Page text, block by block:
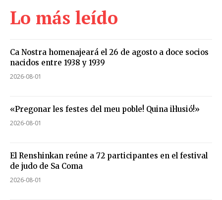
Lo más leído
Ca Nostra homenajeará el 26 de agosto a doce socios
nacidos entre 1938 y 1939
2026-08-01
«Pregonar les festes del meu poble! Quina il·lusió!»
2026-08-01
El Renshinkan reúne a 72 participantes en el festival
de judo de Sa Coma
2026-08-01